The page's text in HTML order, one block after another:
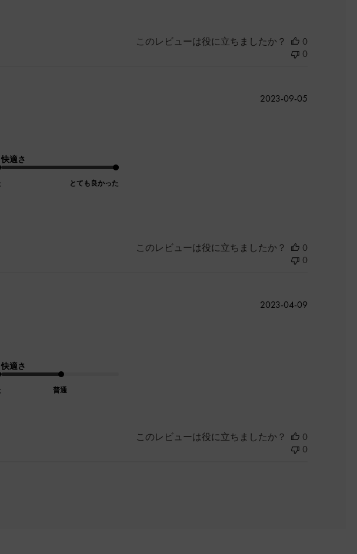
このレビューは役に立ちましたか？
0
0
快適さ
とても良かった
公
2023-09-05
このレビューは役に立ちましたか？
0
0
快適さ
普通
公
2023-04-09
このレビューは役に立ちましたか？
0
0